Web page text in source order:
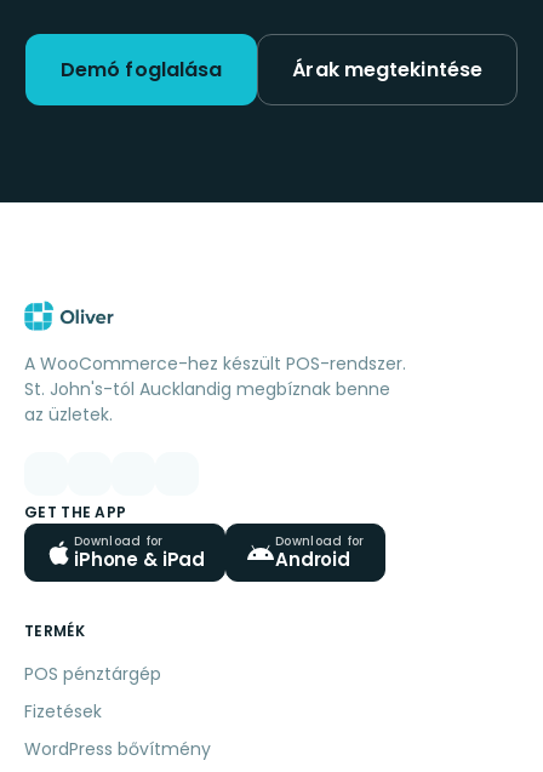
Demó foglalása Árak megtekintése
A WooCommerce-hez készült POS-rendszer.
St. John's-tól Aucklandig megbíznak benne
az üzletek.
GET THE APP
Download for
iPhone & iPad
Download for
Android
TERMÉK
POS pénztárgép
Fizetések
WordPress bővítmény